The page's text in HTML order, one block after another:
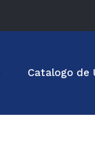
Catalogo de